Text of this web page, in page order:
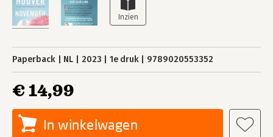
Paperback NL 2023 1e druk 9789020553352
€ 14,99
In winkelwagen